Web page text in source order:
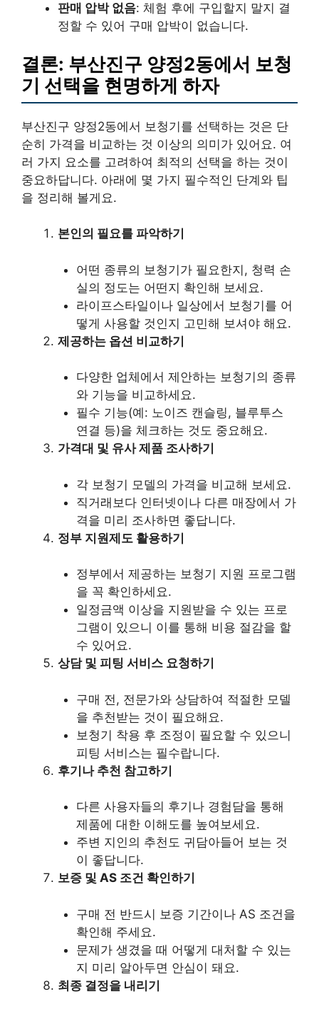
판매 압박 없음: 체험 후에 구입할지 말지 결
정할 수 있어 구매 압박이 없습니다.
결론: 부산진구 양정2동에서 보청
기 선택을 현명하게 하자
부산진구 양정2동에서 보청기를 선택하는 것은 단
순히 가격을 비교하는 것 이상의 의미가 있어요. 여
러 가지 요소를 고려하여 최적의 선택을 하는 것이
중요하답니다. 아래에 몇 가지 필수적인 단계와 팁
을 정리해 볼게요.
본인의 필요를 파악하기
어떤 종류의 보청기가 필요한지, 청력 손
실의 정도는 어떤지 확인해 보세요.
라이프스타일이나 일상에서 보청기를 어
떻게 사용할 것인지 고민해 보셔야 해요.
제공하는 옵션 비교하기
다양한 업체에서 제안하는 보청기의 종류
와 기능을 비교하세요.
필수 기능(예: 노이즈 캔슬링, 블루투스
연결 등)을 체크하는 것도 중요해요.
가격대 및 유사 제품 조사하기
각 보청기 모델의 가격을 비교해 보세요.
직거래보다 인터넷이나 다른 매장에서 가
격을 미리 조사하면 좋답니다.
정부 지원제도 활용하기
정부에서 제공하는 보청기 지원 프로그램
을 꼭 확인하세요.
일정금액 이상을 지원받을 수 있는 프로
그램이 있으니 이를 통해 비용 절감을 할
수 있어요.
상담 및 피팅 서비스 요청하기
구매 전, 전문가와 상담하여 적절한 모델
을 추천받는 것이 필요해요.
보청기 착용 후 조정이 필요할 수 있으니
피팅 서비스는 필수랍니다.
후기나 추천 참고하기
다른 사용자들의 후기나 경험담을 통해
제품에 대한 이해도를 높여보세요.
주변 지인의 추천도 귀담아들어 보는 것
이 좋답니다.
보증 및 AS 조건 확인하기
구매 전 반드시 보증 기간이나 AS 조건을
확인해 주세요.
문제가 생겼을 때 어떻게 대처할 수 있는
지 미리 알아두면 안심이 돼요.
최종 결정을 내리기